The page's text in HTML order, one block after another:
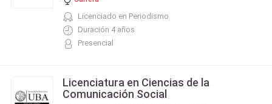
Licenciado en Periodismo
Duración 4 años
Presencial
Licenciatura en Ciencias de la
Comunicación Social